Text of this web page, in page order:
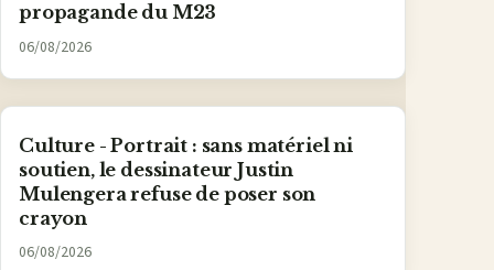
propagande du M23
06/08/2026
Culture - Portrait : sans matériel ni
soutien, le dessinateur Justin
Mulengera refuse de poser son
crayon
06/08/2026